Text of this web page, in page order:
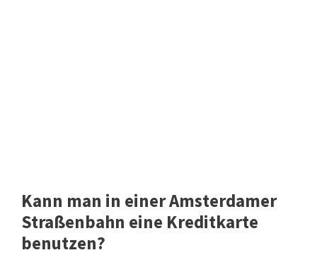
Kann man in einer Amsterdamer
Straßenbahn eine Kreditkarte
benutzen?